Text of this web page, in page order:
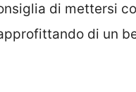
di mettersi
di un